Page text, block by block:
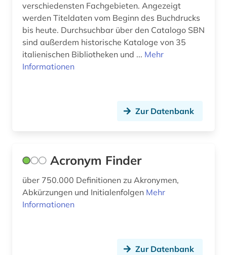
mikroform (2)
mikroverfilmung (2)
mittelalter (1)
musik (3)
musikzeitschrift (1)
verschiedensten Fachgebieten. Angezeigt
werden Titeldaten vom Beginn des Buchdrucks
bis heute. Durchsuchbar über den Catalogo SBN
sind außerdem historische Kataloge von 35
italienischen Bibliotheken und ... Mehr
Informationen
Zur Datenbank
Acronym Finder
über 750.000 Definitionen zu Akronymen,
Abkürzungen und Initialenfolgen Mehr
Informationen
Zur Datenbank